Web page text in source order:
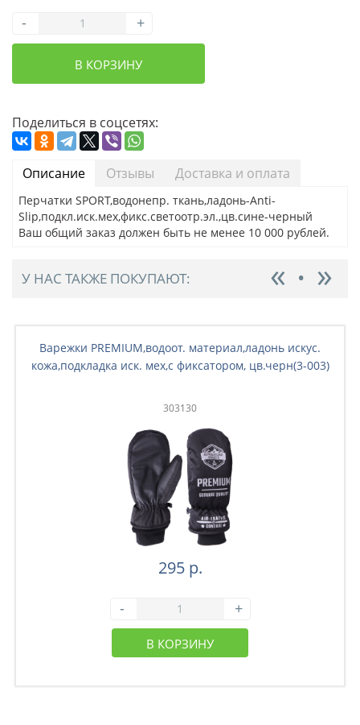
- +
В КОРЗИНУ
Поделиться в соцсетях:
Описание Отзывы Доставка и оплата
Перчатки SPORT,водонепр. ткань,ладонь-Anti-
Slip,подкл.иск.мех,фикс.светоотр.эл.,цв.сине-черный
Ваш общий заказ должен быть не менее 10 000 рублей.
У НАС ТАКЖЕ ПОКУПАЮТ:
Варежки PREMIUM,водоот. материал,ладонь искус.
кожа,подкладка иск. мех,с фиксатором, цв.черн(3-003)
303130
295 р.
- +
В КОРЗИНУ